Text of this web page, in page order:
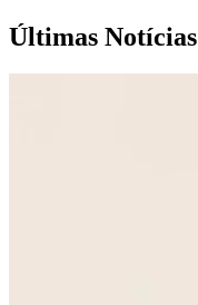
Últimas Notícias